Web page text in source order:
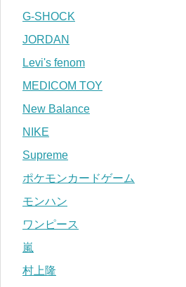
G-SHOCK
JORDAN
Levi's fenom
MEDICOM TOY
New Balance
NIKE
Supreme
ポケモンカードゲーム
モンハン
ワンピース
嵐
村上隆